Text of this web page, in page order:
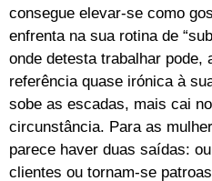
consegue elevar-se como
enfrenta na sua rotina de
onde detesta trabalhar pode,
referência quase irónica à
sobe as escadas, mais cai
circunstância. Para as
parece haver duas saídas:
clientes ou tornam-se